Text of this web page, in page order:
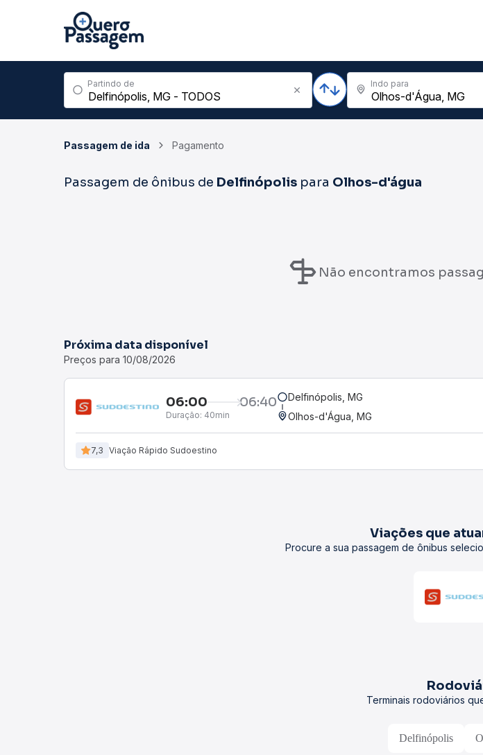
Partindo de Indo para
Passagem de ida Pagamento
Passagem de ônibus de Delfinópolis para Olhos-d'água
Não encontramos
Próxima data disponível
Preços para 10/08/2026
06:00 06:40
Duração: 40min
Delfinópolis, MG
Olhos-d'Água, MG
7,3 Viação Rápido Sudoestino
Viações que
Procure a sua passagem de ônibus
Terminais rodoviários
Delfinópolis